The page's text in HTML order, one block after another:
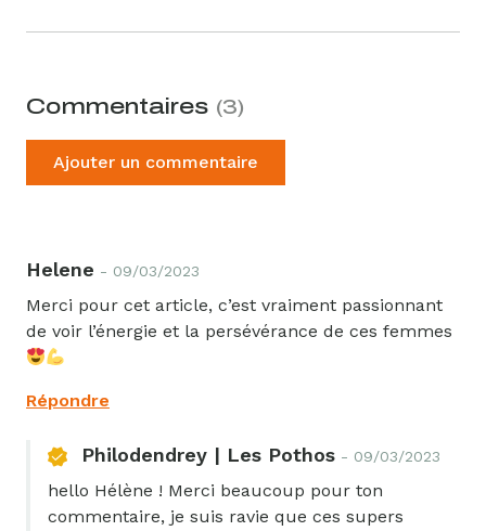
Commentaires (3)
Ajouter un commentaire
Un retour à nous faire ? Une question à nous
poser sur cet article ? Vous êtes au bon endroit !
Adresse email
Alternative:
Helene - 09/03/2023
Merci pour cet article, c’est vraiment passionnant
de voir l’énergie et la persévérance de ces femmes
Répondre
Philodendrey | Les Pothos - 09/03/2023
hello Hélène ! Merci beaucoup pour ton
commentaire, je suis ravie que ces supers